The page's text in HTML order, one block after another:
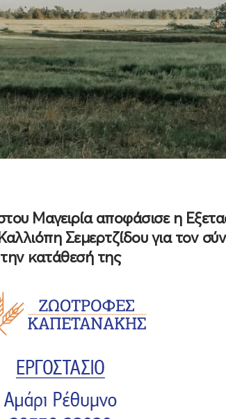
Μαγειρία αποφάσισε η
Σεμερτζίδου για τον
την κατάθεσή της